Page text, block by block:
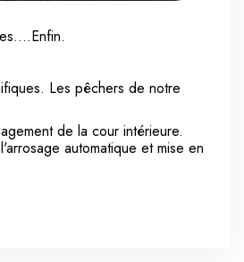
Les pêchers de notre
de la cour intérieure.
automatique et mise en